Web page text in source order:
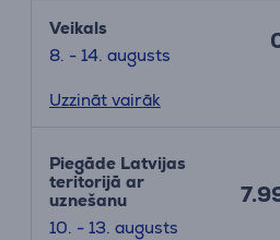
Veikals
8. - 14. augusts
Uzzināt vairāk
Piegāde Latvijas
teritorijā ar
uznešanu
10. - 13. augusts